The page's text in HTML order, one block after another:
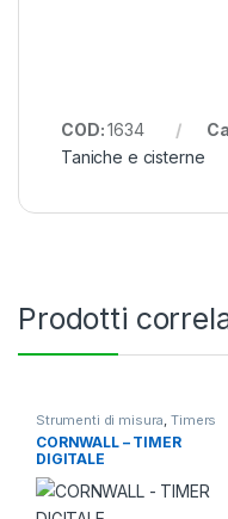
COD:1634
Taniche e cisterne
Prodotti
Strumenti di misura ,Timers
CORNWALL – TIMER
DIGITALE